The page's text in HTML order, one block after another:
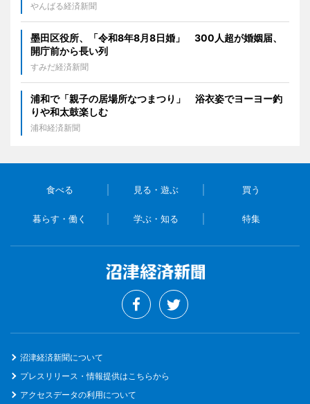
やんばる経済新聞
墨田区役所、「令和8年8月8日婚」 300人超が婚姻届、
開庁前から長い列
すみだ経済新聞
浦和で「親子の居場所なつまつり」 浴衣姿でヨーヨー釣
りや和太鼓楽しむ
浦和経済新聞
食べる 見る・遊ぶ 買う
暮らす・働く 学ぶ・知る 特集
沼津経済新聞について
プレスリリース・情報提供はこちらから
アクセスデータの利用について